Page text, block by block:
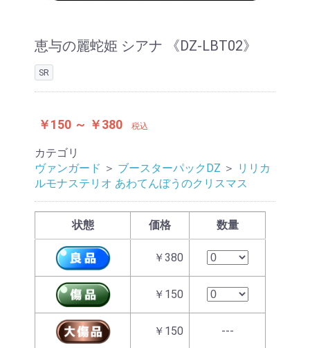
恵与の麗蛇姫 シアナ 《DZ-LBT02》
SR
￥150 ～ ￥380 税込
カテゴリ
ヴァンガード ＞ ブースターパックDZ ＞ リリカ
ルモナステリオ あわてんぼうのクリスマス
状態 価格 数量
￥380
￥150
￥150 ---